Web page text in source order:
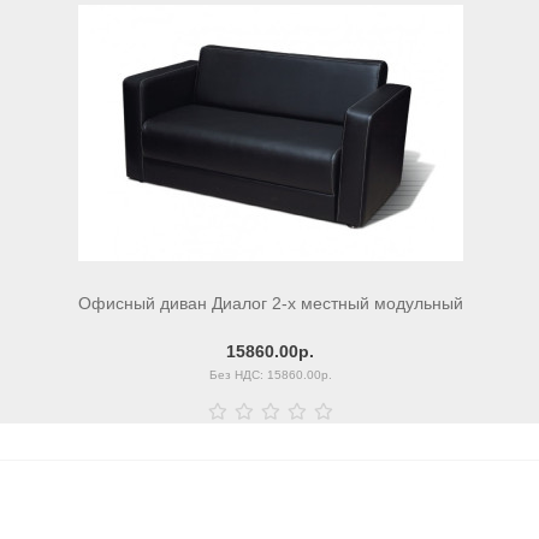
Офисный диван Диалог 2-х местный модульный
15860.00р.
Без НДС: 15860.00р.